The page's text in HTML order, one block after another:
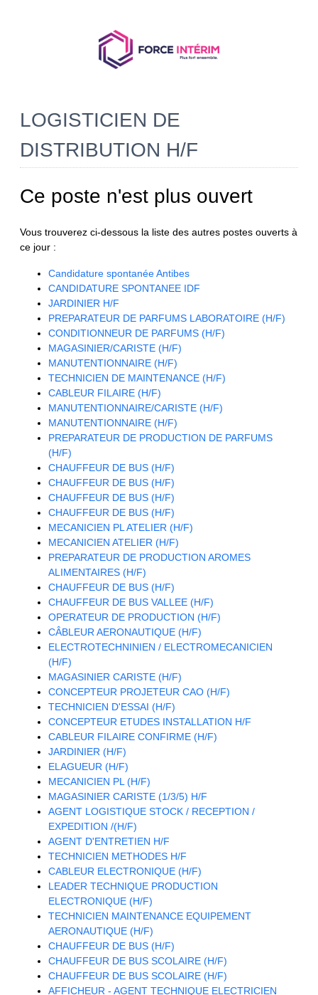
LOGISTICIEN DE
DISTRIBUTION H/F
Ce poste n'est plus ouvert
Vous trouverez ci-dessous la liste des autres postes ouverts à
ce jour :
Candidature spontanée Antibes
CANDIDATURE SPONTANEE IDF
JARDINIER H/F
PREPARATEUR DE PARFUMS LABORATOIRE (H/F)
CONDITIONNEUR DE PARFUMS (H/F)
MAGASINIER/CARISTE (H/F)
MANUTENTIONNAIRE (H/F)
TECHNICIEN DE MAINTENANCE (H/F)
CABLEUR FILAIRE (H/F)
MANUTENTIONNAIRE/CARISTE (H/F)
MANUTENTIONNAIRE (H/F)
PREPARATEUR DE PRODUCTION DE PARFUMS
(H/F)
CHAUFFEUR DE BUS (H/F)
CHAUFFEUR DE BUS (H/F)
CHAUFFEUR DE BUS (H/F)
CHAUFFEUR DE BUS (H/F)
MECANICIEN PL ATELIER (H/F)
MECANICIEN ATELIER (H/F)
PREPARATEUR DE PRODUCTION AROMES
ALIMENTAIRES (H/F)
CHAUFFEUR DE BUS (H/F)
CHAUFFEUR DE BUS VALLEE (H/F)
OPERATEUR DE PRODUCTION (H/F)
CÂBLEUR AERONAUTIQUE (H/F)
ELECTROTECHNINIEN / ELECTROMECANICIEN
(H/F)
MAGASINIER CARISTE (H/F)
CONCEPTEUR PROJETEUR CAO (H/F)
TECHNICIEN D'ESSAI (H/F)
CONCEPTEUR ETUDES INSTALLATION H/F
CABLEUR FILAIRE CONFIRME (H/F)
JARDINIER (H/F)
ELAGUEUR (H/F)
MECANICIEN PL (H/F)
MAGASINIER CARISTE (1/3/5) H/F
AGENT LOGISTIQUE STOCK / RECEPTION /
EXPEDITION /(H/F)
AGENT D'ENTRETIEN H/F
TECHNICIEN METHODES H/F
CABLEUR ELECTRONIQUE (H/F)
LEADER TECHNIQUE PRODUCTION
ELECTRONIQUE (H/F)
TECHNICIEN MAINTENANCE EQUIPEMENT
AERONAUTIQUE (H/F)
CHAUFFEUR DE BUS (H/F)
CHAUFFEUR DE BUS SCOLAIRE (H/F)
CHAUFFEUR DE BUS SCOLAIRE (H/F)
AFFICHEUR - AGENT TECHNIQUE ELECTRICIEN